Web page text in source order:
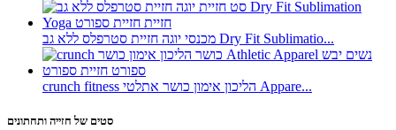
מכנסי יוגה חזיית סטרפלס ללא גב Dry Fit Sublimatio...
crunch fitness הליכון אימון כושר אתלטי Appare...
סטים של חזייה ותחתונים